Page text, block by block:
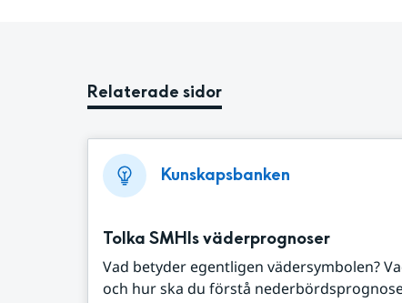
Relaterade sidor
Kunskapsbanken
Tolka SMHIs väderprognoser
Vad betyder egentligen vädersymbolen?
och hur ska du förstå